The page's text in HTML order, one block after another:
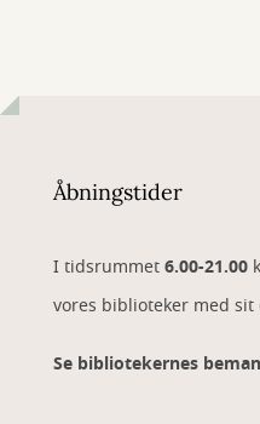
Åbningstider
I tidsrummet6.00-21.00
vores biblioteker med
Se bibliotekernes